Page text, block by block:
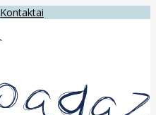
Kontaktai